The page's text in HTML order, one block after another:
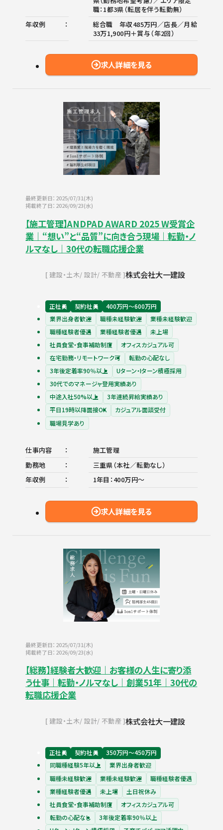
職：1都3県（転居を伴う転勤無）
年収例
総合職 年収485万円／店長／月給
33万1,900円＋賞与（年2回）
求人詳細を見る
最終更新日：2025/07/31(木)
掲載終了日：2026/09/23(水)
【施工管理】ANDPAD AWARD 2025 W受賞企
業｜“想い”と“品質”に向き合う現場｜転勤・ノ
ルマなし｜30代の転職応援企業
建設・土木 設計 不動産 株式会社大一建設
正社員 契約社員
400万円〜600万円
業界出身者歓迎
職種未経験歓迎
業種未経験歓迎
職種経験者優遇
業種経験者優遇
未上場
社員食堂・食事補助制度
オフィスカジュアル可
在宅勤務・リモートワーク可
転勤の心配なし
3年後定着率90％以上
Uターン・Iターン積極採用
30代でのマネージャ登用実績あり
中途入社50%以上
3年連続昇給実績あり
平日19時以降面接OK
カジュアル面談受付
職場見学あり
仕事内容
施工管理
勤務地
三重県（本社／転勤なし）
年収例
1年目：400万円〜
求人詳細を見る
最終更新日：2025/07/31(木)
掲載終了日：2026/09/23(水)
【総務】経験者大歓迎｜お客様の人生に寄り添
う仕事｜転勤・ノルマなし｜創業51年｜30代の
転職応援企業
建設・土木 設計 不動産 株式会社大一建設
正社員 契約社員
350万円〜450万円
同職種経験5年以上
業界出身者歓迎
職種未経験歓迎
業種未経験歓迎
職種経験者優遇
業種経験者優遇
未上場
土日祝休み
社員食堂・食事補助制度
オフィスカジュアル可
転勤の心配なし
3年後定着率90％以上